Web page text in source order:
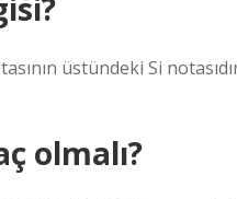
üstündeki Si
olmalı?